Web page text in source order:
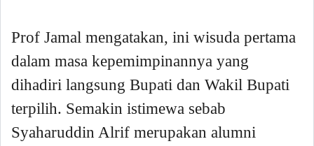
Prof Jamal mengatakan, ini wisuda pertama
dalam masa kepemimpinannya yang
dihadiri langsung Bupati dan Wakil Bupati
terpilih. Semakin istimewa sebab
Syaharuddin Alrif merupakan alumni